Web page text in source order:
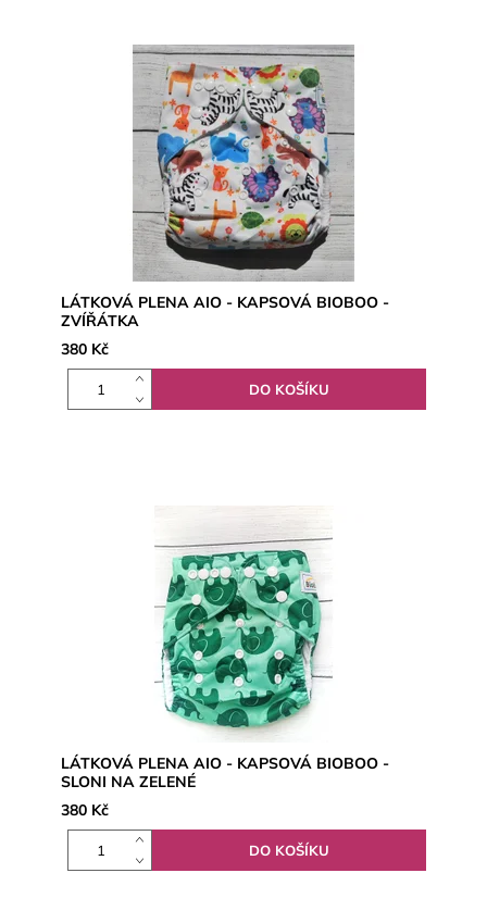
LÁTKOVÁ PLENA AIO - KAPSOVÁ BIOBOO -
ZVÍŘÁTKA
380 Kč
LÁTKOVÁ PLENA AIO - KAPSOVÁ BIOBOO -
SLONI NA ZELENÉ
380 Kč